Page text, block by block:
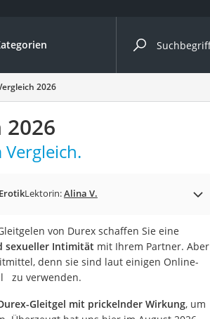
Vergleiche nach Kategorie
(Chip)
2026
ErotikLektorin:Alina V.
von Durex schaffen Sie eine
sexueller Intimität mit Ihrem Partner. Aber
denn sie sind laut einigen Online-
zu verwenden.
Gleitgel mit prickelnder Wirkung, um